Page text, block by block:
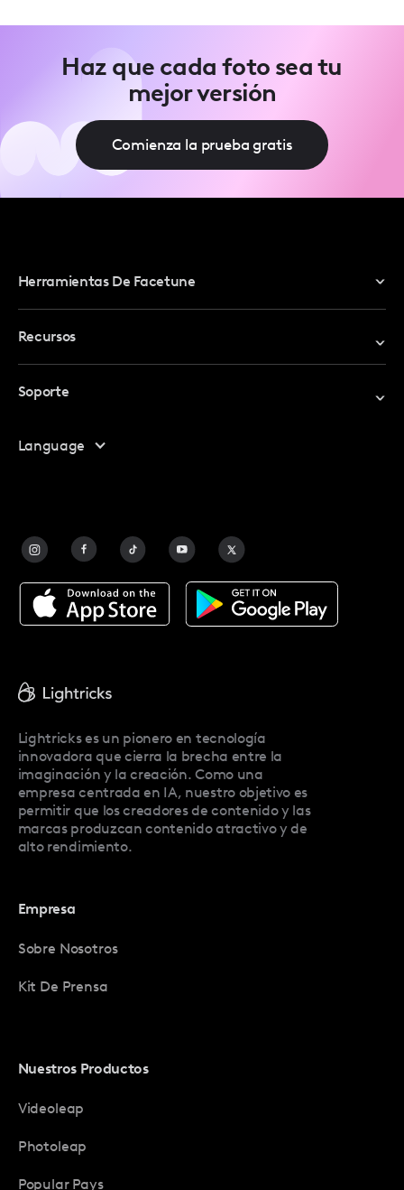
Haz que cada foto sea tu
mejor versión
Comienza la prueba gratis
Herramientas De Facetune
Recursos
Programa De Afiliados
Facetune Alternatives
Acerca De Facetune
Facetune Reviews
Soporte
Language
Lightricks es un pionero en tecnología
innovadora que cierra la brecha entre la
imaginación y la creación. Como una
empresa centrada en IA, nuestro objetivo es
permitir que los creadores de contenido y las
marcas produzcan contenido atractivo y de
alto rendimiento.
Empresa
Sobre Nosotros
Kit De Prensa
Nuestros Productos
Videoleap
Photoleap
Popular Pays